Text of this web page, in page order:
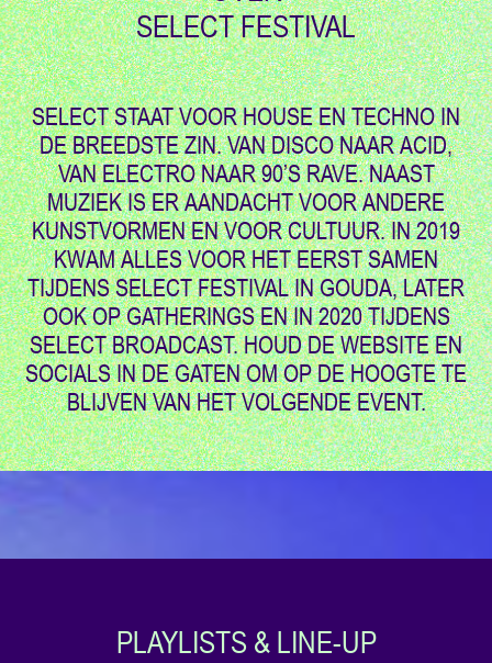
SELECT FESTIVAL
SELECT STAAT VOOR HOUSE EN TECHNO IN
DE BREEDSTE ZIN. VAN DISCO NAAR ACID,
VAN ELECTRO NAAR 90’S RAVE. NAAST
MUZIEK IS ER AANDACHT VOOR ANDERE
KUNSTVORMEN EN VOOR CULTUUR. IN 2019
KWAM ALLES VOOR HET EERST SAMEN
TIJDENS SELECT FESTIVAL IN GOUDA, LATER
OOK OP GATHERINGS EN IN 2020 TIJDENS
SELECT BROADCAST. HOUD DE WEBSITE EN
SOCIALS IN DE GATEN OM OP DE HOOGTE TE
BLIJVEN VAN HET VOLGENDE EVENT.
PLAYLISTS & LINE-UP